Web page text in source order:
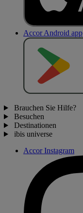
Accor Android app
Brauchen Sie Hilfe?
Besuchen
Destinationen
ibis universe
Accor Instagram